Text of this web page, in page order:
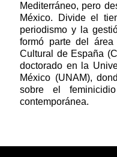
Mediterráneo, pero
México. Divide el
periodismo y la
formó parte del
Cultural de España
doctorado en la
México (UNAM),
sobre el
contemporánea.